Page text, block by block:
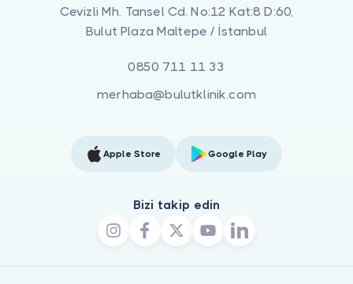
Cevizli Mh. Tansel Cd. No:12 Kat:8 D:60,
Bulut Plaza Maltepe / İstanbul
0850 711 11 33
merhaba@bulutklinik.com
Apple Store Google Play
Bizi takip edin